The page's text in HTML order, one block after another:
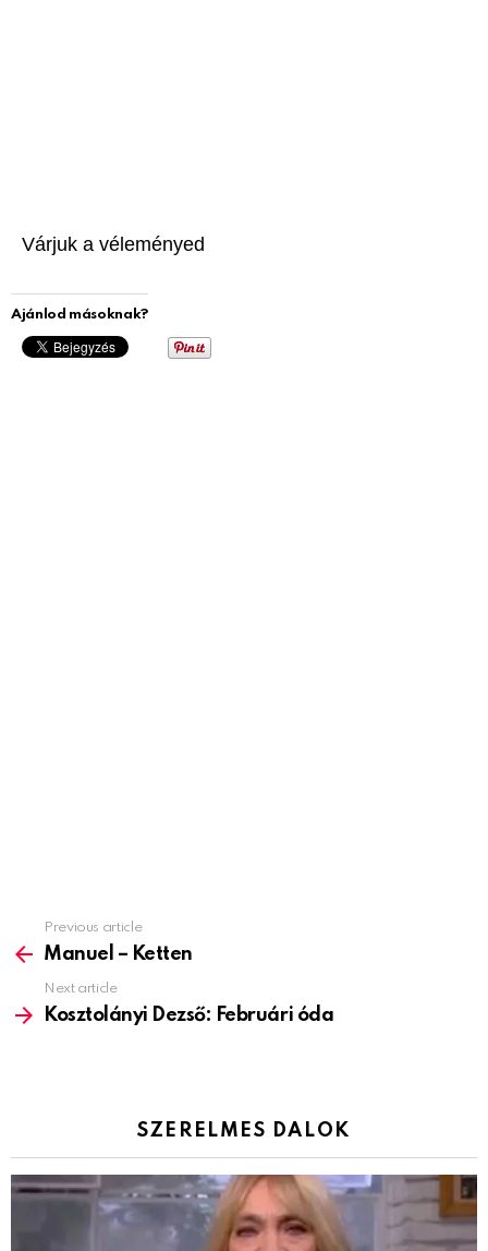
Várjuk a véleményed
Ajánlod másoknak?
more
Previous article
Manuel – Ketten
Next article
Kosztolányi Dezső: Februári óda
SZERELMES DALOK